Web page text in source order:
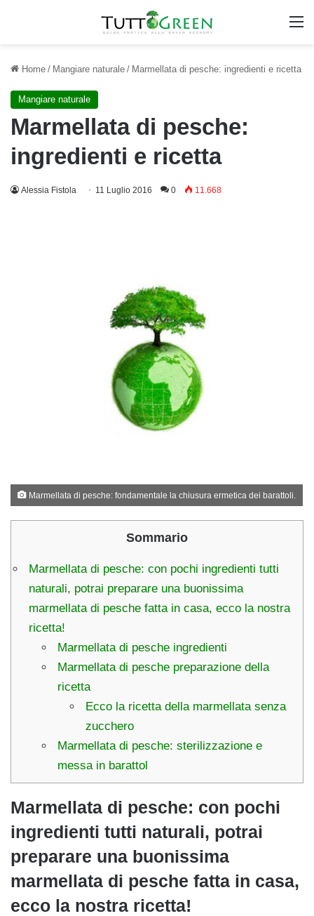
Home / Mangiare naturale / Marmellata di pesche: ingredienti e ricetta
Mangiare naturale
Marmellata di pesche:
ingredienti e ricetta
Alessia Fistola 11 Luglio 2016 0 11.668
Marmellata di pesche: fondamentale la chiusura ermetica dei barattoli.
Sommario
Marmellata di pesche: con pochi ingredienti tutti
naturali, potrai preparare una buonissima
marmellata di pesche fatta in casa, ecco la nostra
ricetta!
Marmellata di pesche ingredienti
Marmellata di pesche preparazione della
ricetta
Ecco la ricetta della marmellata senza
zucchero
Marmellata di pesche: sterilizzazione e
messa in barattol
Marmellata di pesche: con pochi
ingredienti tutti naturali, potrai
preparare una buonissima
marmellata di pesche fatta in casa,
ecco la nostra ricetta!